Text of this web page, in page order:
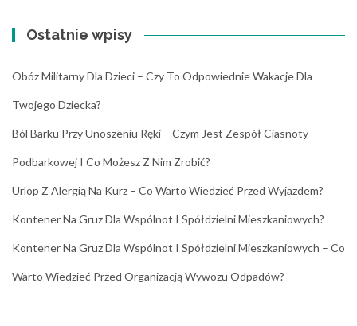
Ostatnie wpisy
Obóz Militarny Dla Dzieci – Czy To Odpowiednie Wakacje Dla
Twojego Dziecka?
Ból Barku Przy Unoszeniu Ręki – Czym Jest Zespół Ciasnoty
Podbarkowej I Co Możesz Z Nim Zrobić?
Urlop Z Alergią Na Kurz – Co Warto Wiedzieć Przed Wyjazdem?
Kontener Na Gruz Dla Wspólnot I Spółdzielni Mieszkaniowych?
Kontener Na Gruz Dla Wspólnot I Spółdzielni Mieszkaniowych – Co
Warto Wiedzieć Przed Organizacją Wywozu Odpadów?